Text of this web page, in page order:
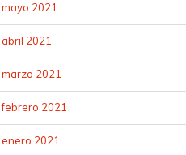
mayo 2021
abril 2021
marzo 2021
febrero 2021
enero 2021